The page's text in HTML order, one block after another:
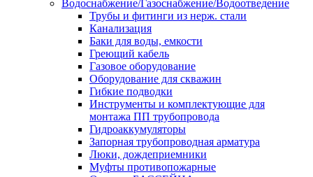
Водоснабжение/Газоснабжение/Водоотведение
Трубы и фитинги из нерж. стали
Канализация
Баки для воды, емкости
Греющий кабель
Газовое оборудование
Оборудование для скважин
Гибкие подводки
Инструменты и комплектующие для
монтажа ПП трубопровода
Гидроаккумуляторы
Запорная трубопроводная арматура
Люки, дождеприемники
Муфты противопожарные